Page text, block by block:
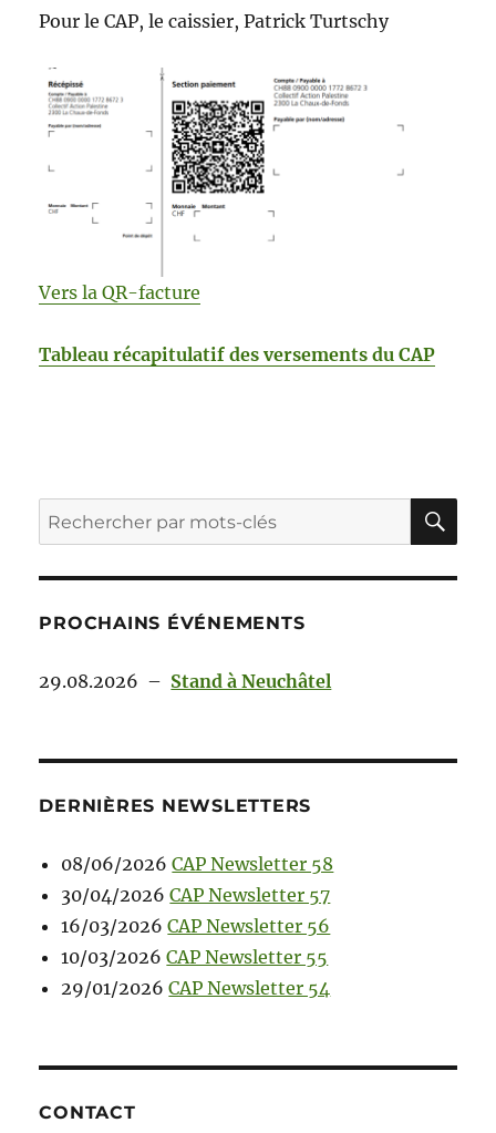
Pour le CAP, le caissier, Patrick Turtschy
Vers la QR-facture
Tableau récapitulatif des versements du CAP
PROCHAINS ÉVÉNEMENTS
29.08.2026 – Stand à Neuchâtel
DERNIÈRES NEWSLETTERS
08/06/2026 CAP Newsletter 58
30/04/2026 CAP Newsletter 57
16/03/2026 CAP Newsletter 56
10/03/2026 CAP Newsletter 55
29/01/2026 CAP Newsletter 54
CONTACT